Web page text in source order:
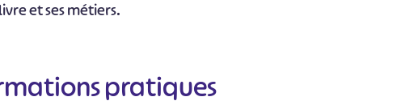
et ses métiers.
pratiques